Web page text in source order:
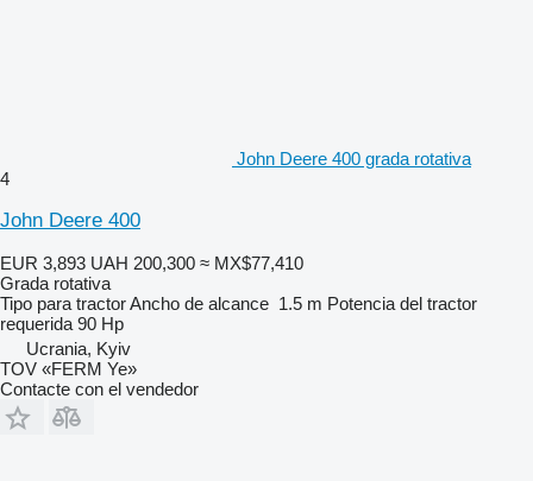
John Deere 400 grada rotativa
4
John Deere 400
EUR 3,893 UAH 200,300 ≈ MX$77,410
Grada rotativa
Tipo para tractorAncho de alcance 1.5 m Potencia del tractor
requerida 90 Hp
Ucrania, Kyiv
TOV «FERM Ye»
Contacte con el vendedor